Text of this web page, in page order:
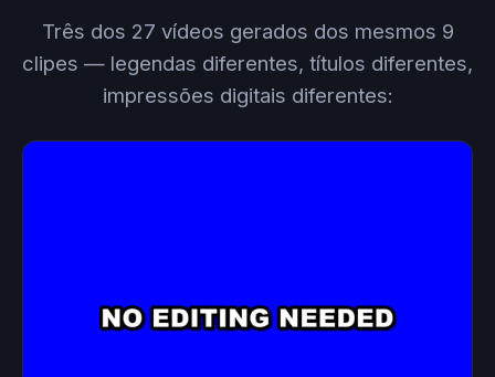
Três dos 27 vídeos gerados dos mesmos 9
clipes — legendas diferentes, títulos diferentes,
impressões digitais diferentes: